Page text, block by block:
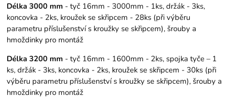
Délka 3000 mm - tyč 16mm - 3000mm - 1ks, držák - 3ks,
koncovka - 2ks, kroužek se skřipcem - 28ks (při výběru
parametru příslušenství s kroužky se skřipcem), šrouby a
hmoždinky pro montáž
Délka 3200 mm - tyč 16mm - 1600mm - 2ks, spojka tyče – 1
ks, držák - 3ks, koncovka - 2ks, kroužek se skřipcem - 30ks (při
výběru parametru příslušenství s kroužky se skřipcem), šrouby a
hmoždinky pro montáž